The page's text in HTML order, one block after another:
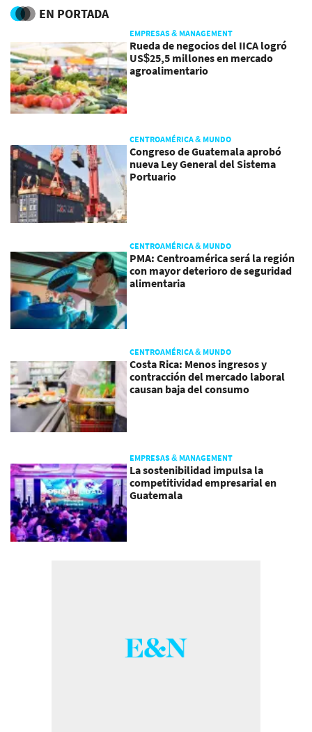
EN PORTADA
EMPRESAS & MANAGEMENT
Rueda de negocios del IICA logró
US$25,5 millones en mercado
agroalimentario
CENTROAMÉRICA & MUNDO
Congreso de Guatemala aprobó
nueva Ley General del Sistema
Portuario
CENTROAMÉRICA & MUNDO
PMA: Centroamérica será la región
con mayor deterioro de seguridad
alimentaria
CENTROAMÉRICA & MUNDO
Costa Rica: Menos ingresos y
contracción del mercado laboral
causan baja del consumo
EMPRESAS & MANAGEMENT
La sostenibilidad impulsa la
competitividad empresarial en
Guatemala